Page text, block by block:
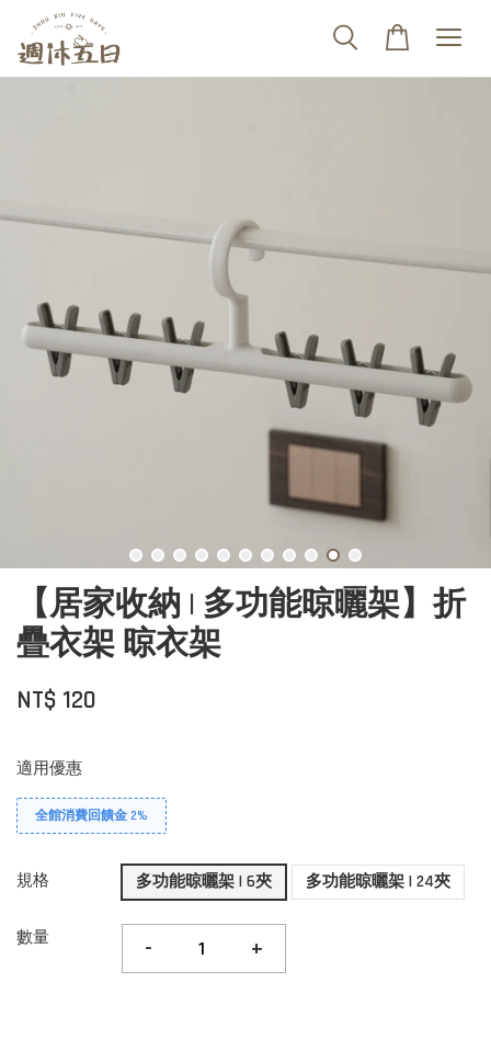
【居家收納 | 多功能晾曬架】折
疊衣架 晾衣架
NT$ 120
適用優惠
全館消費回饋金 2%
規格 多功能晾曬架 | 6夾 多功能晾曬架 | 24夾
數量 - +